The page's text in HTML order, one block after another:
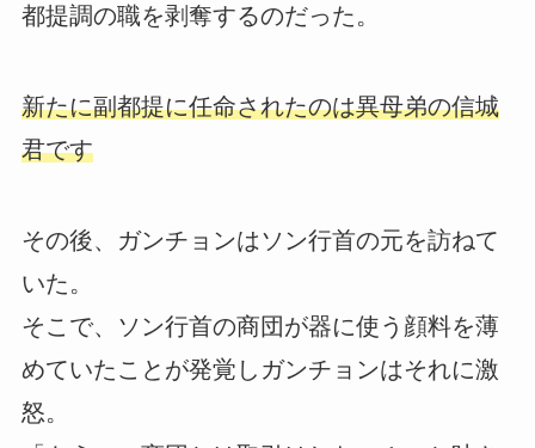
都提調の職を剥奪するのだった。
新たに副都提に任命されたのは異母弟の信城
君です
その後、ガンチョンはソン行首の元を訪ねて
いた。
そこで、ソン行首の商団が器に使う顔料を薄
めていたことが発覚しガンチョンはそれに激
怒。